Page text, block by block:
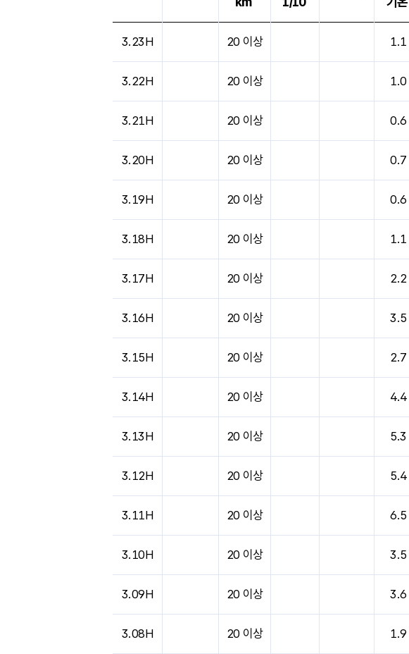
3.23H 20 이상 1.1
3.22H 20 이상 1.0
3.21H 20 이상 0.6
3.20H 20 이상 0.7
3.19H 20 이상 0.6
3.18H 20 이상 1.1
3.17H 20 이상 2.2
3.16H 20 이상 3.5
3.15H 20 이상 2.7
3.14H 20 이상 4.4
3.13H 20 이상 5.3
3.12H 20 이상 5.4
3.11H 20 이상 6.5
3.10H 20 이상 3.5
3.09H 20 이상 3.6
3.08H 20 이상 1.9